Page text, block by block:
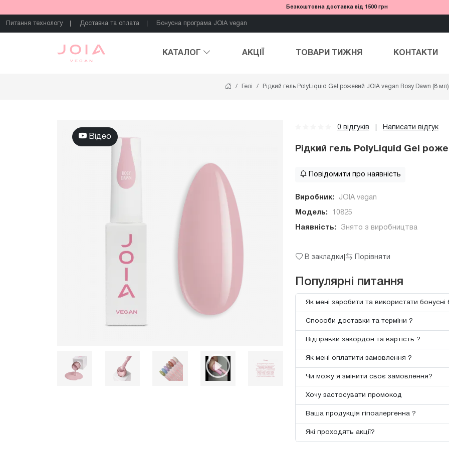
Безкоштовна доставка від 1500 грн
Питання технологу Доставка та оплата Бонусна програма JOIA vegan
КАТАЛОГ АКЦІЇ ТОВАРИ ТИЖНЯ КОНТАКТИ
Гелі Рідкий гель PolyLiquid Gel рожевий JOIA vegan Rosy Dawn (8 мл)
Відео
0 відгуків Написати відгук
Рідкий гель PolyLiquid Gel
Повідомити про наявність
Виробник: JOIA vegan
Модель: 10825
Наявність: Знято з виробництва
В закладки Порівняти
Популярні питання
Як мені заробити та використати бонусні
Способи доставки та терміни ?
Відправки закордон та вартість ?
Як мені оплатити замовлення ?
Чи можу я змінити своє замовлення?
Хочу застосувати промокод
Ваша продукція гіпоалергенна ?
Які проходять акції?